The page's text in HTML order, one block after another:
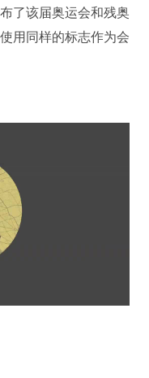
了该届奥运会和残奥
用同样的标志作为会